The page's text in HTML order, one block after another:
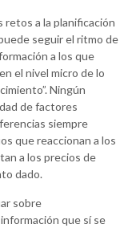
a la planificación
seguir el ritmo de
a los que
el nivel micro de lo
Ningún
de factores
siempre
que reaccionan a los
a los precios de
dado.
sobre
que sí se